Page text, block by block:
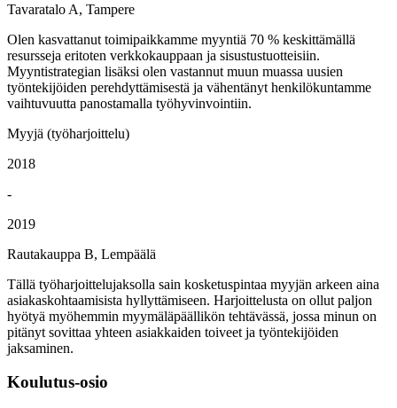
Tavaratalo A, Tampere
Olen kasvattanut toimipaikkamme myyntiä 70 % keskittämällä
resursseja eritoten verkkokauppaan ja sisustustuotteisiin.
Myyntistrategian lisäksi olen vastannut muun muassa uusien
työntekijöiden perehdyttämisestä ja vähentänyt henkilökuntamme
vaihtuvuutta panostamalla työhyvinvointiin.
Myyjä (työharjoittelu)
2018
-
2019
Rautakauppa B, Lempäälä
Tällä työharjoittelujaksolla sain kosketuspintaa myyjän arkeen aina
asiakaskohtaamisista hyllyttämiseen. Harjoittelusta on ollut paljon
hyötyä myöhemmin myymäläpäällikön tehtävässä, jossa minun on
pitänyt sovittaa yhteen asiakkaiden toiveet ja työntekijöiden
jaksaminen.
Koulutus-osio